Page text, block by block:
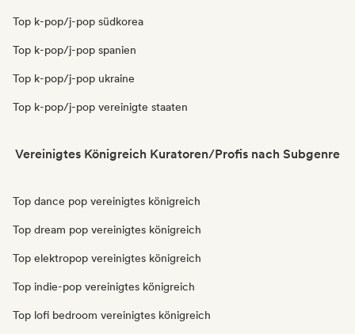
Top k-pop/j-pop südkorea
Top k-pop/j-pop spanien
Top k-pop/j-pop ukraine
Top k-pop/j-pop vereinigte staaten
Vereinigtes Königreich Kuratoren/Profis nach Subgenre
Top dance pop vereinigtes königreich
Top dream pop vereinigtes königreich
Top elektropop vereinigtes königreich
Top indie-pop vereinigtes königreich
Top lofi bedroom vereinigtes königreich